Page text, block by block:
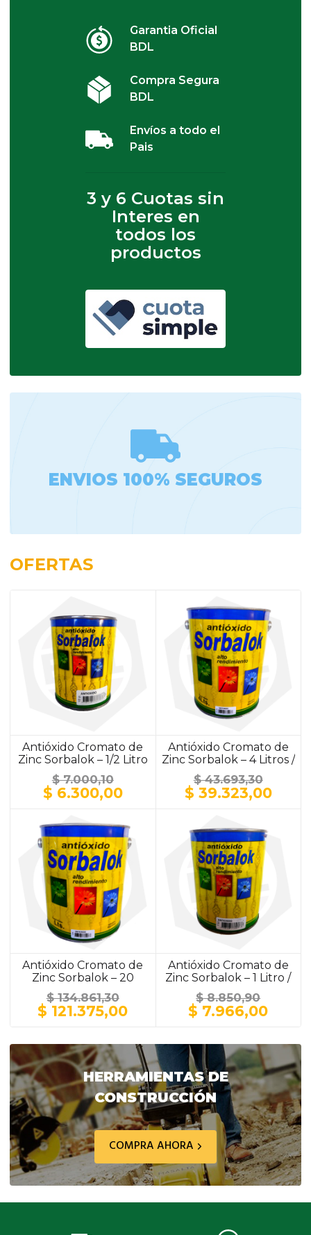
Garantia Oficial
BDL
Compra Segura
BDL
Envíos a todo el
Pais
3 y 6 Cuotas sin
Interes en
todos los
productos
ENVIOS 100% SEGUROS
OFERTAS
Antióxido Cromato de
Zinc Sorbalok – 1/2 Litro
/ ALUMINIO
$7.000,10
El
precio
original
era:
$ 7.000,10.
$ 6.300,00El
es:
$ 6.300,00.
Antióxido Cromato de
Zinc Sorbalok – 4 Litros /
$43.693,30
El
precio
era:
$ 43.693,30.
$ 39.323,00El
Antióxido Cromato de
Zinc Sorbalok – 20
Litros / GRIS
$134.861,30
El
precio
era:
$ 134.861,30.
$ 121.375,00El
es:
$ 121.375,00.
Antióxido Cromato de
Zinc Sorbalok – 1 Litro /
GRIS
$8.850,90
El
precio
era:
$ 8.850,90.
$ 7.966,00El
es:
$
HERRAMIENTAS DE
CONSTRUCCIÓN
COMPRA AHORA